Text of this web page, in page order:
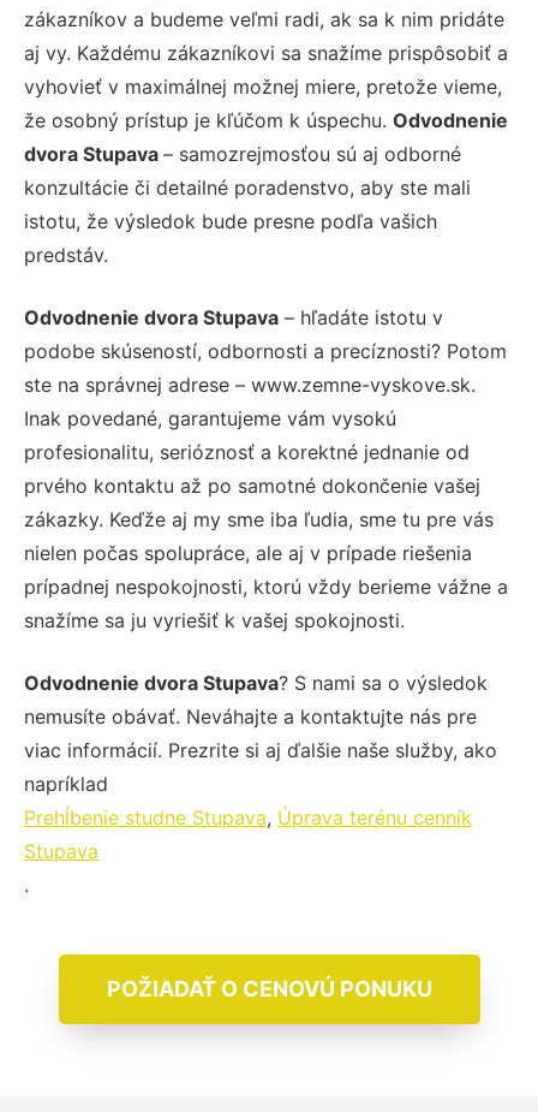
zákazníkov a budeme veľmi radi, ak sa k nim pridáte
aj vy. Každému zákazníkovi sa snažíme prispôsobiť a
vyhovieť v maximálnej možnej miere, pretože vieme,
že osobný prístup je kľúčom k úspechu. Odvodnenie
dvora Stupava – samozrejmosťou sú aj odborné
konzultácie či detailné poradenstvo, aby ste mali
istotu, že výsledok bude presne podľa vašich
predstáv.
Odvodnenie dvora Stupava – hľadáte istotu v
podobe skúseností, odbornosti a precíznosti? Potom
ste na správnej adrese – www.zemne-vyskove.sk.
Inak povedané, garantujeme vám vysokú
profesionalitu, serióznosť a korektné jednanie od
prvého kontaktu až po samotné dokončenie vašej
zákazky. Keďže aj my sme iba ľudia, sme tu pre vás
nielen počas spolupráce, ale aj v prípade riešenia
prípadnej nespokojnosti, ktorú vždy berieme vážne a
snažíme sa ju vyriešiť k vašej spokojnosti.
Odvodnenie dvora Stupava? S nami sa o výsledok
nemusíte obávať. Neváhajte a kontaktujte nás pre
viac informácií. Prezrite si aj ďalšie naše služby, ako
napríklad
Prehĺbenie studne Stupava, Úprava terénu cenník
Stupava
.
POŽIADAŤ O CENOVÚ PONUKU